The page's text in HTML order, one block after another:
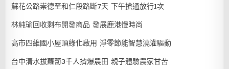
蘇花公路崇德至和仁段路斷7天 下午搶通放行1次
林純瑜回收剩布開發商品 發展鹿港慢時尚
高市四維國小屋頂綠化啟用 淨零節能智慧澆灌驅動
台中清水拔蘿蔔3千人擠爆農田 親子體驗農家甘苦